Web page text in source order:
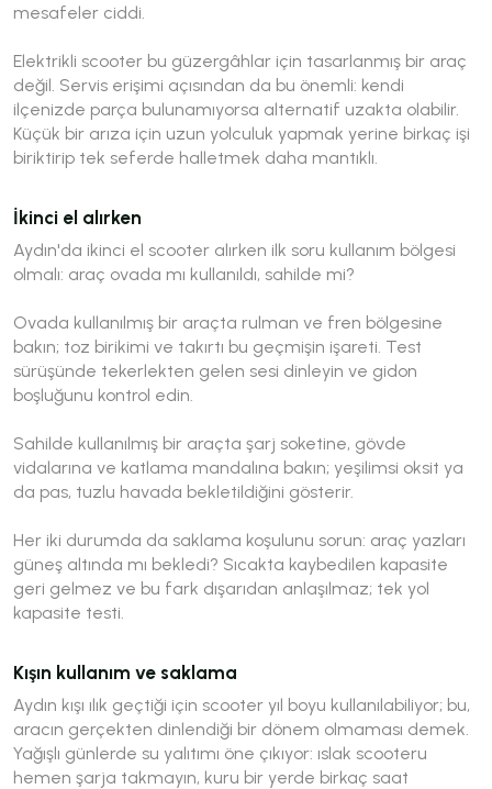
mesafeler ciddi.
Elektrikli scooter bu güzergâhlar için tasarlanmış bir araç
değil. Servis erişimi açısından da bu önemli: kendi
ilçenizde parça bulunamıyorsa alternatif uzakta olabilir.
Küçük bir arıza için uzun yolculuk yapmak yerine birkaç işi
biriktirip tek seferde halletmek daha mantıklı.
İkinci el alırken
Aydın'da ikinci el scooter alırken ilk soru kullanım bölgesi
olmalı: araç ovada mı kullanıldı, sahilde mi?
Ovada kullanılmış bir araçta rulman ve fren bölgesine
bakın; toz birikimi ve takırtı bu geçmişin işareti. Test
sürüşünde tekerlekten gelen sesi dinleyin ve gidon
boşluğunu kontrol edin.
Sahilde kullanılmış bir araçta şarj soketine, gövde
vidalarına ve katlama mandalına bakın; yeşilimsi oksit ya
da pas, tuzlu havada bekletildiğini gösterir.
Her iki durumda da saklama koşulunu sorun: araç yazları
güneş altında mı bekledi? Sıcakta kaybedilen kapasite
geri gelmez ve bu fark dışarıdan anlaşılmaz; tek yol
kapasite testi.
Kışın kullanım ve saklama
Aydın kışı ılık geçtiği için scooter yıl boyu kullanılabiliyor; bu,
aracın gerçekten dinlendiği bir dönem olmaması demek.
Yağışlı günlerde su yalıtımı öne çıkıyor: ıslak scooteru
hemen şarja takmayın, kuru bir yerde birkaç saat